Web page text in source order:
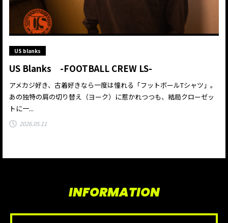
US blanks
US Blanks -FOOTBALL CREW LS-
アメカジ好き、古着好きなら一度は憧れる「フットボールTシャツ」。
あの独特の肩の切り替え（ヨーク）に惹かれつつも、結局クローゼッ
トに一...
2026.05.11
INFORMATION